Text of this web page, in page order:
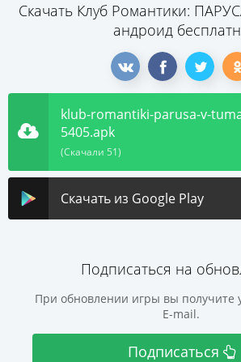
Скачать Клуб Романтики:
андроид
klub-romantiki-parusa-v-
5405.apk
(Скачали 51)
Скачать из Google Play
Подписаться на
При обновлении игры вы получите
E-mail.
Подписаться